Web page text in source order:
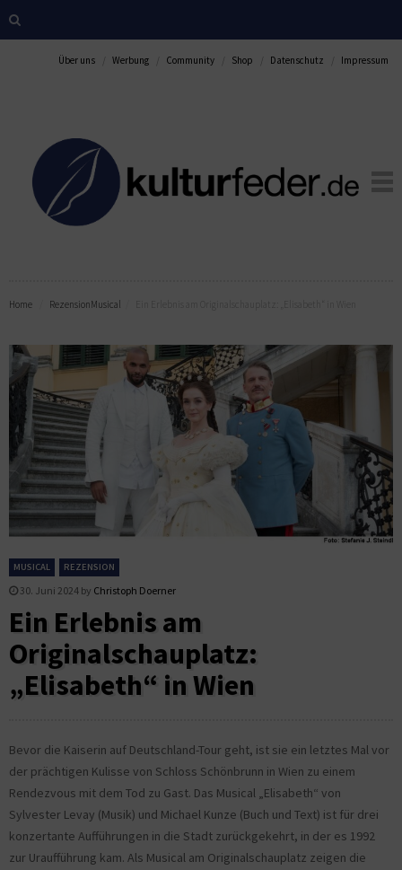
Über uns Werbung Community Shop Datenschutz Impressum
Home RezensionMusical
MUSICAL REZENSION
30. Juni 2024 by Christoph Doerner
Ein Erlebnis am
Originalschauplatz:
„Elisabeth“ in Wien
Bevor die Kaiserin auf Deutschland-Tour geht, ist sie ein letztes Mal vor
der prächtigen Kulisse von Schloss Schönbrunn in Wien zu einem
Rendezvous mit dem Tod zu Gast. Das Musical „Elisabeth“ von
Sylvester Levay (Musik) und Michael Kunze (Buch und Text) ist für drei
konzertante Aufführungen in die Stadt zurückgekehrt, in der es 1992
zur Uraufführung kam. Als Musical am Originalschauplatz zeigen die